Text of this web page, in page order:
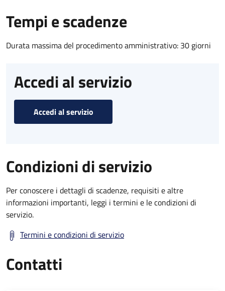
Tempi e scadenze
Durata massima del procedimento amministrativo: 30 giorni
Accedi al servizio
Accedi al servizio
Condizioni di servizio
Per conoscere i dettagli di scadenze, requisiti e altre
informazioni importanti, leggi i termini e le condizioni di
servizio.
Termini e condizioni di servizio
Contatti